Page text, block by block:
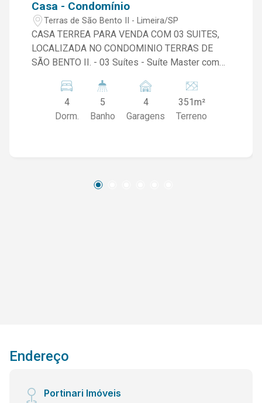
Casa - Condomínio
Terras de São Bento II - Limeira/SP
CASA TERREA PARA VENDA COM 03 SUITES,
LOCALIZADA NO CONDOMINIO TERRAS DE
SÃO BENTO II. - 03 Suítes - Suíte Master com
Ampla Para Dois Ambientes - Cozinha com
Espaço Gourmet integrado - Lavabo - Piscina
com Revestimento Cerâmico com 13,50 m² -
4
Dorm.
5
Banho
4
Garagens
351m²
Terreno
Endereço
Portinari Imóveis